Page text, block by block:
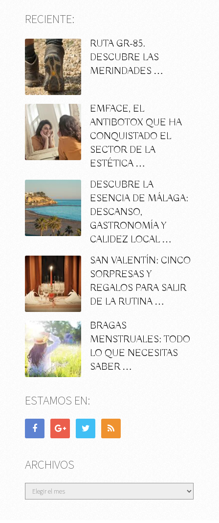
RECIENTE:
RUTA GR-85.
DESCUBRE LAS
MERINDADES …
EMFACE, EL
ANTIBOTOX QUE HA
CONQUISTADO EL
SECTOR DE LA
ESTÉTICA …
DESCUBRE LA
ESENCIA DE MÁLAGA:
DESCANSO,
GASTRONOMÍA Y
CALIDEZ LOCAL …
SAN VALENTÍN: CINCO
SORPRESAS Y
REGALOS PARA SALIR
DE LA RUTINA …
BRAGAS
MENSTRUALES: TODO
LO QUE NECESITAS
SABER …
ESTAMOS EN:
ARCHIVOS
Archivos